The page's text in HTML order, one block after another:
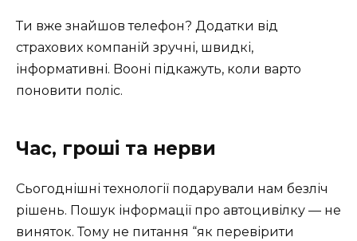
Ти вже знайшов телефон? Додатки від
страхових компаній зручні, швидкі,
інформативні. Boоні підкажуть, коли варто
поновити поліс.
Час, гроші та нерви
Сьогоднішні технології подарували нам безліч
рішень. Пошук інформації про автоцивілку — не
виняток. Тому не питання “як перевірити